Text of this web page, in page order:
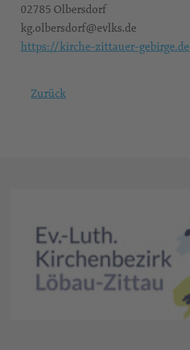
02785 Olbersdorf
kg.olbersdorf@evlks.de
https://kirche-zittauer-gebirge.de
Zurück